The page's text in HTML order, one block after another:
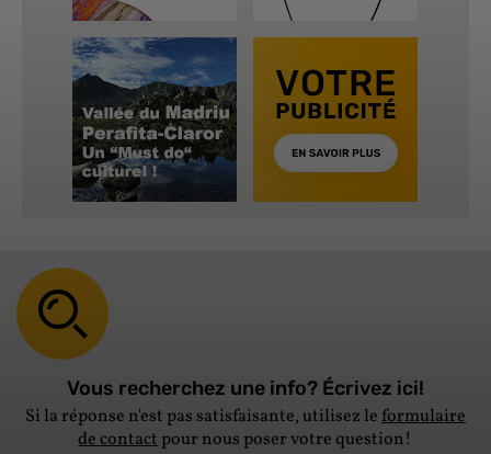
Vous recherchez une info? Écrivez ici!
Si la réponse n'est pas satisfaisante, utilisez leformulaire
de contactpour nous poser votre question!